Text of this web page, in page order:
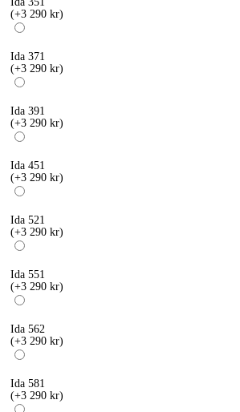
(+3 290 kr)
Ida 371
(+3 290 kr)
Ida 391
(+3 290 kr)
Ida 451
(+3 290 kr)
Ida 521
(+3 290 kr)
Ida 551
(+3 290 kr)
Ida 562
(+3 290 kr)
Ida 581
(+3 290 kr)